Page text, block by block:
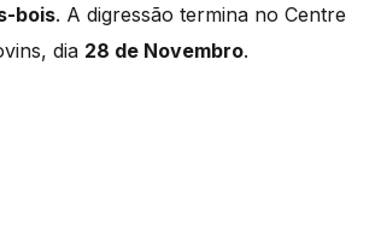
bois. A digressão termina no Centre
dia 28 de Novembro.